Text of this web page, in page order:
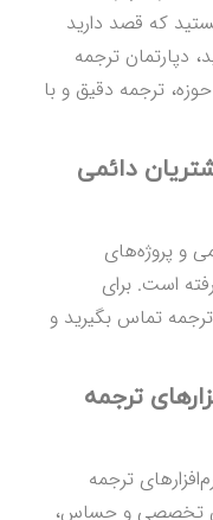
که قصد دارید
دپارتمان ترجمه
ترجمه دقیق و با
دائمی
و پروژه‌های
است. برای
ترجمه تماس بگیرید و
ترجمه
ترجمه
تخصصی و حساس،